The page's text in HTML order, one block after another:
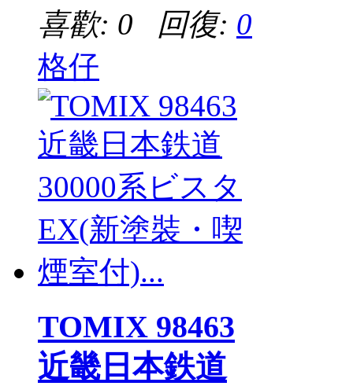
喜歡: 0 回復: 0
格仔
TOMIX 98463
近畿日本鉄道